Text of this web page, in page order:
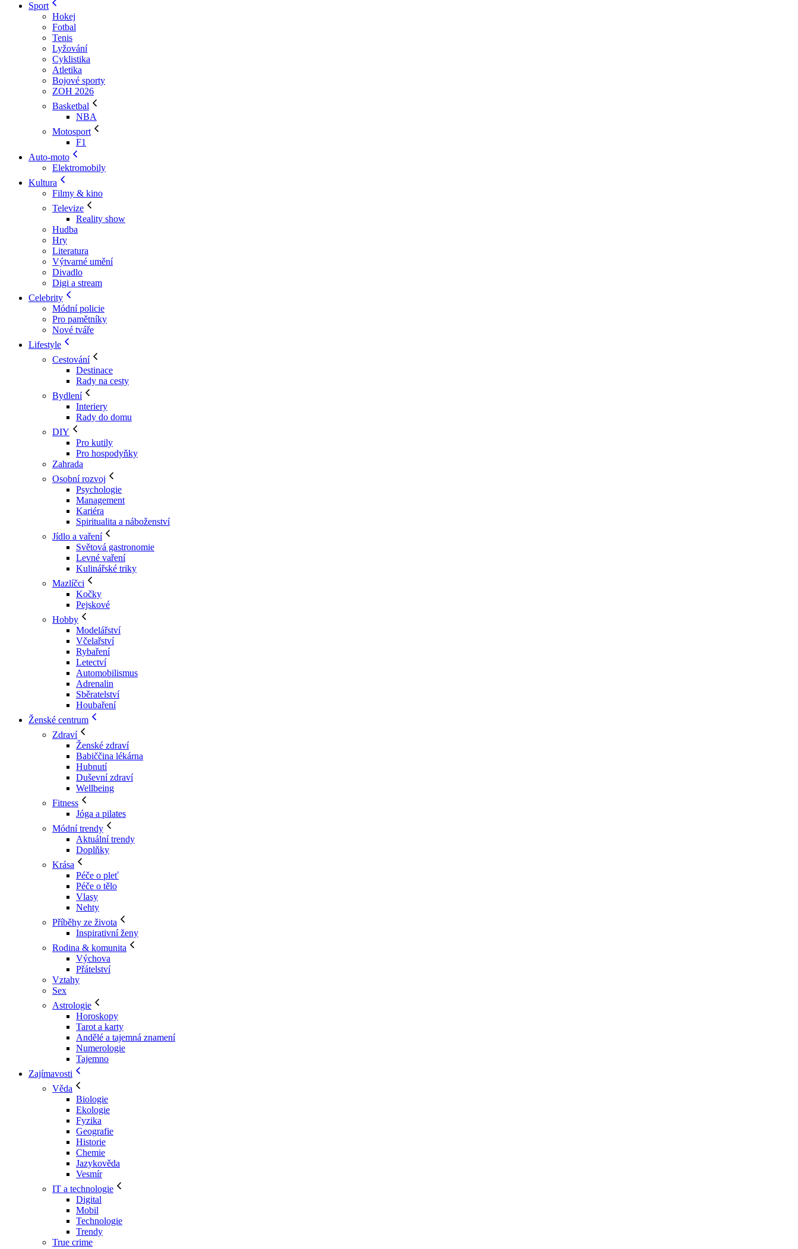
Sport
Hokej
Fotbal
Tenis
Lyžování
Cyklistika
Atletika
Bojové sporty
ZOH 2026
Basketbal
NBA
Motosport
F1
Auto-moto
Elektromobily
Kultura
Filmy & kino
Televize
Reality show
Hudba
Hry
Literatura
Výtvarné umění
Divadlo
Digi a stream
Celebrity
Módní policie
Pro pamětníky
Nové tváře
Lifestyle
Cestování
Destinace
Rady na cesty
Bydlení
Interiery
Rady do domu
DIY
Pro kutily
Pro hospodyňky
Zahrada
Osobní rozvoj
Psychologie
Management
Kariéra
Spiritualita a náboženství
Jídlo a vaření
Světová gastronomie
Levné vaření
Kulinářské triky
Mazlíčci
Kočky
Pejskové
Hobby
Modelářství
Včelařství
Rybaření
Letectví
Automobilismus
Adrenalin
Sběratelství
Houbaření
Ženské centrum
Zdraví
Ženské zdraví
Babiččina lékárna
Hubnutí
Duševní zdraví
Wellbeing
Fitness
Jóga a pilates
Módní trendy
Aktuální trendy
Doplňky
Krása
Péče o pleť
Péče o tělo
Vlasy
Nehty
Příběhy ze života
Inspirativní ženy
Rodina & komunita
Výchova
Přátelství
Vztahy
Sex
Astrologie
Horoskopy
Tarot a karty
Andělé a tajemná znamení
Numerologie
Tajemno
Zajímavosti
Věda
Biologie
Ekologie
Fyzika
Geografie
Historie
Chemie
Jazykověda
Vesmír
IT a technologie
Digital
Mobil
Technologie
Trendy
True crime